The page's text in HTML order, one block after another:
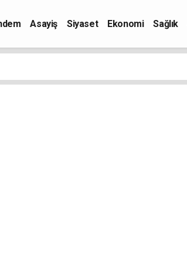
Asayiş Siyaset Ekonomi Sağlık